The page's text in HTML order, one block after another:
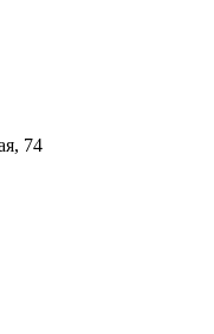
74